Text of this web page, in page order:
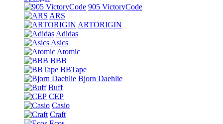
905 VictoryCode
ARS
ARTORIGIN
Adidas
Asics
Atomic
BBB
BBTape
Bjorn Daehlie
Buff
CEP
Casio
Craft